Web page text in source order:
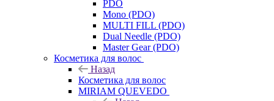
PDO
Mono (PDO)
MULTI FILL (PDO)
Dual Needle (PDO)
Master Gear (PDO)
Косметика для волос
Назад
Косметика для волос
MIRIAM QUEVEDO